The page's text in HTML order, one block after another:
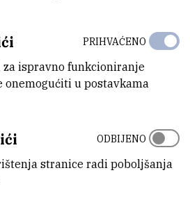
OPREMU
- 86
ispravno funkcioniranje
onemogućiti u postavkama
PRIHVAĆENO
stranice radi poboljšanja
ODBIJENO